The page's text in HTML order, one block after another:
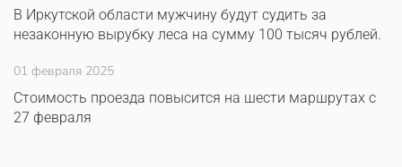
В Иркутской области мужчину будут судить за
незаконную вырубку леса на сумму 100 тысяч рублей.
01 февраля 2025
Стоимость проезда повысится на шести маршрутах с
27 февраля